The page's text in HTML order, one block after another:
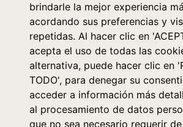
brindarle la mejor experiencia
acordando sus preferencias y
repetidas. Al hacer clic en
acepta el uso de todas las
alternativa, puede hacer clic en
TODO', para denegar su
acceder a información más
al procesamiento de datos
que no sea necesario requerir